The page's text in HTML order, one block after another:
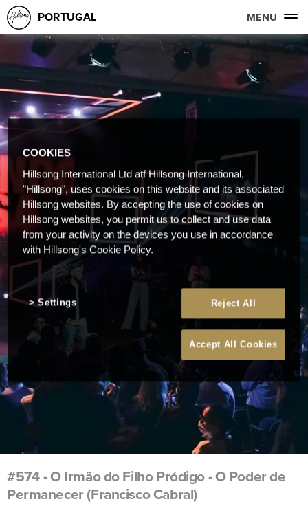
PORTUGAL MENU
#574 - O Irmão do Filho Pródigo - O Poder de
Permanecer (Francisco Cabral)
COOKIES
Hillsong International Ltd atf Hillsong International,
"Hillsong", uses cookies on this website and its associated
Hillsong websites. By accepting the use of cookies on
Hillsong websites, you permit us to collect and use data
from your activity on the devices you use in accordance
with Hillsong's Cookie Policy.
Reject All
Accept All Cookies
Settings